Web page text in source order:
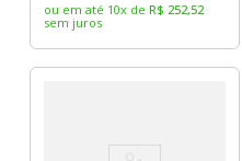
ou em até 10x de R$ 252,52
sem juros